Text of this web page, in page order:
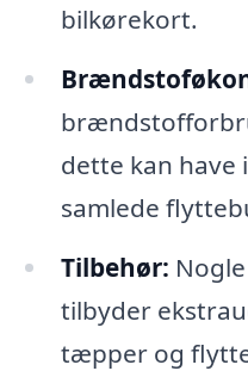
bilkørekort.
dette kan have
samlede
Tilbehør:
tilbyder
tæpper og